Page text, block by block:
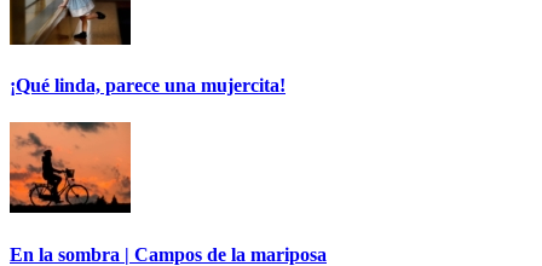
¡Qué linda, parece una mujercita!
En la sombra | Campos de la mariposa